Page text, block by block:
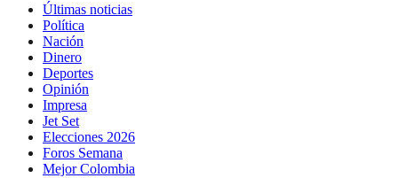
Últimas noticias
Política
Nación
Dinero
Deportes
Opinión
Impresa
Jet Set
Elecciones 2026
Foros Semana
Mejor Colombia